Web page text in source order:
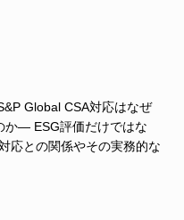
Global CSA対応はなぜ
か― ESG評価だけではな
応との関係やその実務的な